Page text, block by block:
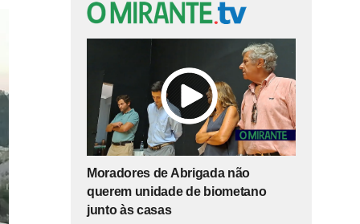
Moradores de Abrigada não
querem unidade de biometano
junto às casas